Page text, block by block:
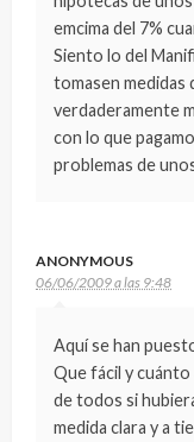
emcima del 7%
Siento lo del
tomasen medidas
verdaderamente
con lo que
problemas de
ANONYMOUS
06/06/2009 a las 9:48
Aquí se han
Que fácil y
de todos si
medida clara y a